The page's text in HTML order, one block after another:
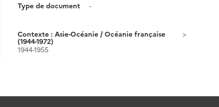
Type de document
-
Contexte : Asie-Océanie / Océanie française
(1944-1972)
1944-1955